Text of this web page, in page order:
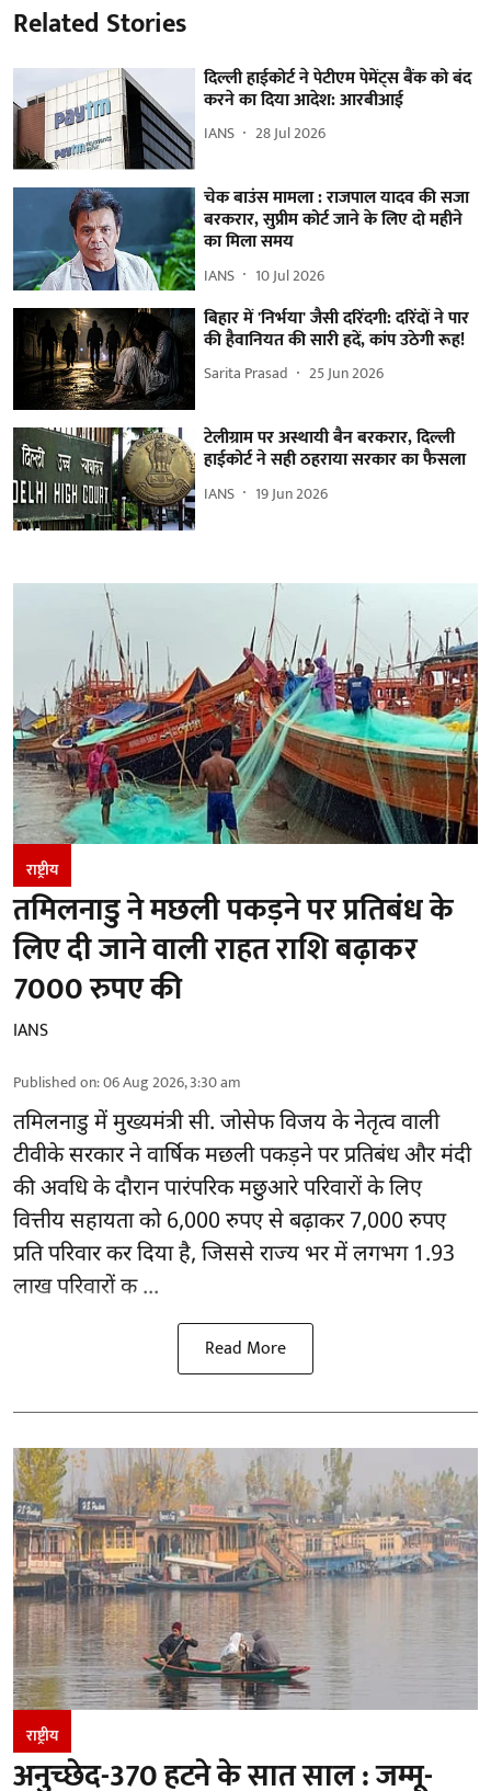
Related Stories
दिल्ली हाईकोर्ट ने पेटीएम पेमेंट्स बैंक को बंद
करने का दिया आदेश: आरबीआई
IANS 28 Jul 2026
चेक बाउंस मामला : राजपाल यादव की सजा
बरकरार, सुप्रीम कोर्ट जाने के लिए दो महीने
का मिला समय
IANS 10 Jul 2026
बिहार में 'निर्भया' जैसी दरिंदगी: दरिंदों ने पार
की हैवानियत की सारी हदें, कांप उठेगी रूह!
Sarita Prasad 25 Jun 2026
टेलीग्राम पर अस्थायी बैन बरकरार, दिल्ली
हाईकोर्ट ने सही ठहराया सरकार का फैसला
IANS 19 Jun 2026
राष्ट्रीय
तमिलनाडु ने मछली पकड़ने पर प्रतिबंध के
लिए दी जाने वाली राहत राशि बढ़ाकर
7000 रुपए की
IANS
Published on:06 Aug 2026, 3:30 am
तमिलनाडुमें मुख्यमंत्री सी. जोसेफ विजय के नेतृत्व वाली
टीवीके सरकार ने वार्षिक मछली पकड़ने पर प्रतिबंध और मंदी
की अवधि के दौरान पारंपरिक मछुआरे परिवारों के लिए
वित्तीय सहायता को 6,000 रुपए से बढ़ाकर 7,000 रुपए
प्रति परिवार कर दिया है, जिससे राज्य भर में लगभग 1.93
लाख परिवारों क ...
Read More
राष्ट्रीय
अनुच्छेद-370 हटने के सात साल : जम्मू-